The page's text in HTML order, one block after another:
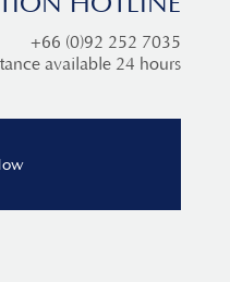
+66 (0)92 252 7035
available 24 hours